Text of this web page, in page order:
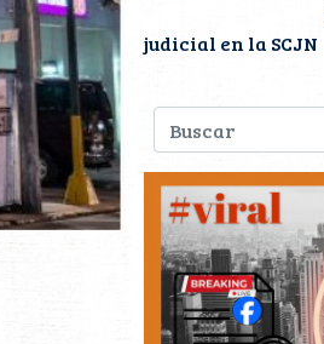
judicial en la SCJN